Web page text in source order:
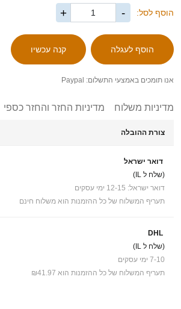
הוסף לסל: -
+
אנו תומכים באמצעי התשלום: Paypal
מדיניות משלוח מדיניות החזר והחזר כספי
צורת ההובלה
דואר ישראל
(שלח ל IL)
דואר ישראל: 12-15 ימי עסקים
תעריף המשלוח של כל ההזמנות הוא משלוח חינם
DHL
(שלח ל IL)
7-10 ימי עסקים
תעריף המשלוח של כל ההזמנות הוא ₪41.97